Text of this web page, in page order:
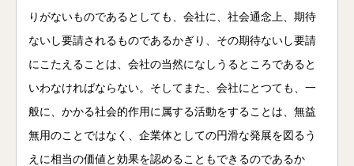
りがないものであるとしても、会社に、社会通念上、期待
ないし要請されるものであるかぎり、その期待ないし要請
にこたえることは、会社の当然になしうるところであると
いわなければならない。そしてまた、会社にとつても、一
般に、かかる社会的作用に属する活動をすることは、無益
無用のことではなく、企業体としての円滑な発展を図るう
えに相当の価値と効果を認めることもできるのであるか